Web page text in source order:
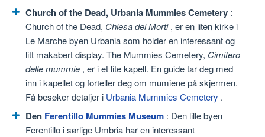
Church of the Dead, Urbania Mummies Cemetery :
Church of the Dead, Chiesa dei Morti, er en liten kirke i
Le Marche byen Urbania som holder en interessant og
litt makabert display. The Mummies Cemetery, Cimitero
delle mummie , er i et lite kapell. En guide tar deg med
inn i kapellet og forteller deg om mumiene på skjermen.
Få besøker detaljer i Urbania Mummies Cemetery .
Den Ferentillo Mummies Museum : Den lille byen
Ferentillo i sørlige Umbria har en interessant